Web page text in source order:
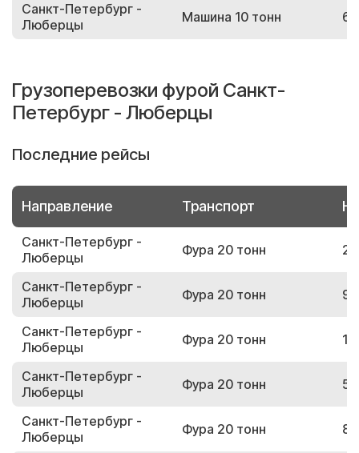
Санкт-Петербург -
Люберцы
Машина 10 тонн
Грузоперевозки фурой Санкт-
Петербург - Люберцы
Последние рейсы
Направление Транспорт
Санкт-Петербург -
Люберцы
Фура 20 тонн
Санкт-Петербург -
Люберцы
Фура 20 тонн
Санкт-Петербург -
Люберцы
Фура 20 тонн
Санкт-Петербург -
Люберцы
Фура 20 тонн
Санкт-Петербург -
Люберцы
Фура 20 тонн